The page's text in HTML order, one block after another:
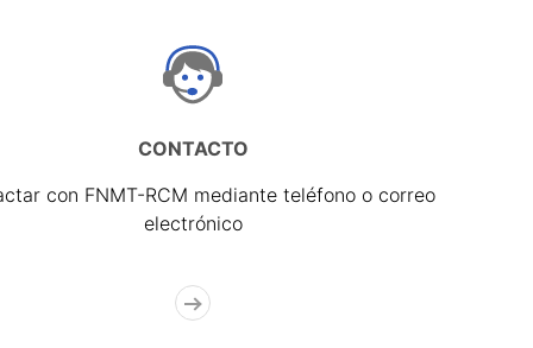
CONTACTO
con FNMT-RCM mediante teléfono o correo
electrónico